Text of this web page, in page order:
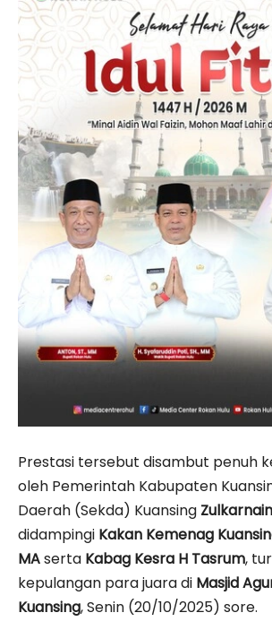
Prestasi tersebut disambut penuh
oleh Pemerintah Kabupaten
Daerah (Sekda) Kuansing
didampingi Kakan Kemenag
MAserta Kabag Kesra H Tasrum,
kepulangan para juara di Masjid
Kuansing, Senin (20/10/2025) sore.